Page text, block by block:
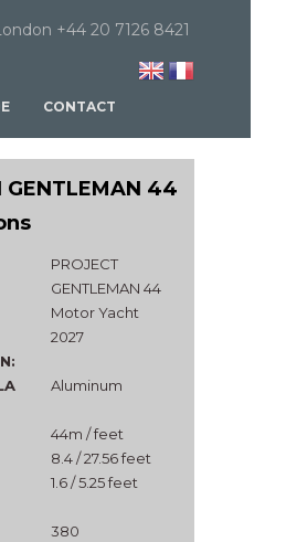
+44 20 7126 8421
CONTACT
GENTLEMAN 44
PROJECT
GENTLEMAN 44
Motor Yacht
2027
Aluminum
44m / feet
8.4 / 27.56 feet
1.6 / 5.25 feet
380